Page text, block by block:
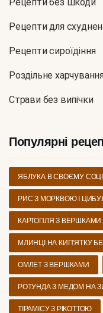
Рецепти для
Рецепти сироїдіння
Роздільне
Страви без випічки
Популярні
ЯБЛУКА В СВОЄМУ СОЦІ
РИС З МОРКВОЮ І
КАРТОПЛЯ З ВЕРШКАМИ
МЛИНЦІ НА КИП'ЯТКУ
ОМЛЕТ З ВЕРШКАМИ
РОТУНДА З МЕДОМ НА
ТІРАМІСУ З РІКОТТОЮ